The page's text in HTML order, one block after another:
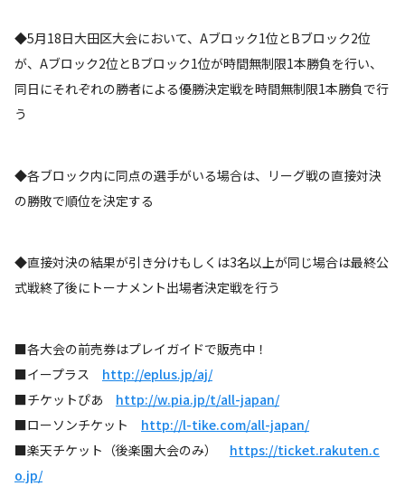
◆5月18日大田区大会において、Aブロック1位とBブロック2位
が、Aブロック2位とBブロック1位が時間無制限1本勝負を行い、
同日にそれぞれの勝者による優勝決定戦を時間無制限1本勝負で行
う
◆各ブロック内に同点の選手がいる場合は、リーグ戦の直接対決
の勝敗で順位を決定する
◆直接対決の結果が引き分けもしくは3名以上が同じ場合は最終公
式戦終了後にトーナメント出場者決定戦を行う
■各大会の前売券はプレイガイドで販売中！
■イープラス http://eplus.jp/aj/
■チケットぴあ http://w.pia.jp/t/all-japan/
■ローソンチケット http://l-tike.com/all-japan/
■楽天チケット（後楽園大会のみ） https://ticket.rakuten.c
o.jp/